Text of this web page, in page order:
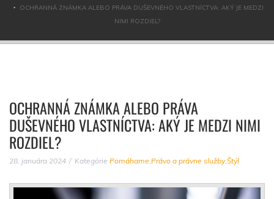
OCHRANNÁ ZNÁMKA ALEBO PRÁVA DUŠEVNÉHO VLASTNÍCTVA: AKÝ JE MEDZI
NIMI ROZDIEL?
OCHRANNÁ ZNÁMKA ALEBO PRÁVA
DUŠEVNÉHO VLASTNÍCTVA: AKÝ JE MEDZI NIMI
ROZDIEL?
28. januára 2024 Kategórie Pomáhame,Právo a právne služby,Štýl